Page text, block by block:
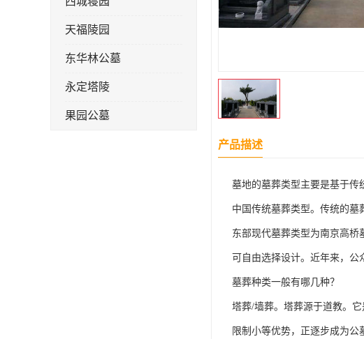
天福陵园
东华林公墓
永定塔陵
果园公墓
产品描述
墓地的墓葬类型主要是基于传
中国传统墓葬类型。传统的墓
东部现代墓葬类型为南京高
可自由选择设计。近年来，公
墓葬种类一般有哪几种？
塔葬/墙葬。塔葬源于道教。
限制小等优势，正逐步成为